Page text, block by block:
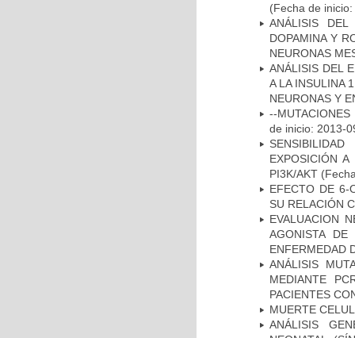
(Fecha de
ANÁLISIS
DOPAMINA Y
NEURONAS
ANÁLISIS DEL
A LA INSULINA
NEURONAS Y
--
de inicio: 2013-
EXPOSICIÓN
PI3K/AKT
EFECTO DE 6-
SU RELACIÓN
EVALUACION
AGONISTA
ENFERMEDAD
ANÁLISIS
MEDIANTE
PACIENTES
MUERTE
ANÁLISIS